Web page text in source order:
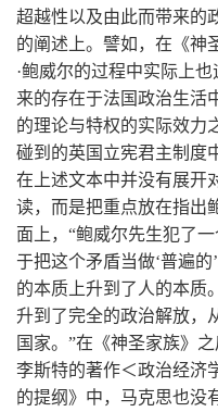
超越性以及由此而带来的
的阐述上。譬如，在《神
·鲍威尔的过程中实际上
来的存在于法国政治生活
的理论与特权的实际效力
碰到的英国立宪君主制度
在上述文本中并没有展开
读，而是把重点放在指出
面上，“鲍威尔先生犯了
于把这个矛盾当做‘普遍
的本质上升到了人的本质
升到了完全的政治解放，
国家。”在《神圣家族》
李斯特的著作＜政治经济
的提纲》中，马克思也没